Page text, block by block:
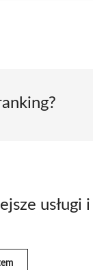
usługi